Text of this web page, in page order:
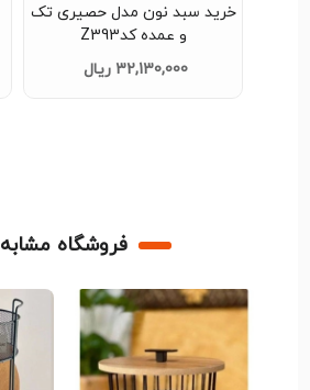
خرید سبد نون مدل حصیری تک
و عمده کدZ393
32,130,000 ریال
فروشگاه مشابه